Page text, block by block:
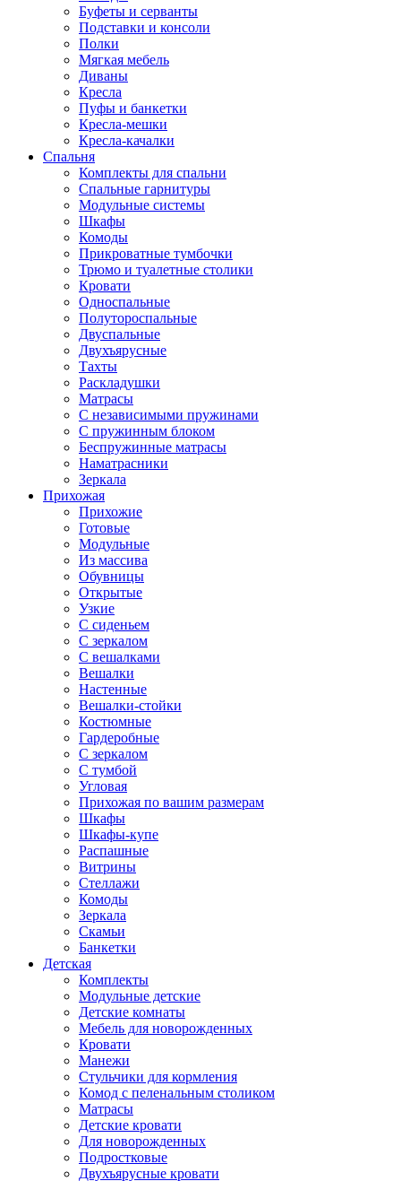
Буфеты и серванты
Подставки и консоли
Полки
Мягкая мебель
Диваны
Кресла
Пуфы и банкетки
Кресла-мешки
Кресла-качалки
Спальня
Комплекты для спальни
Спальные гарнитуры
Модульные системы
Шкафы
Комоды
Прикроватные тумбочки
Трюмо и туалетные столики
Кровати
Односпальные
Полутороспальные
Двуспальные
Двухъярусные
Тахты
Раскладушки
Матрасы
С независимыми пружинами
С пружинным блоком
Беспружинные матрасы
Наматрасники
Зеркала
Прихожая
Прихожие
Готовые
Модульные
Из массива
Обувницы
Открытые
Узкие
С сиденьем
С зеркалом
С вешалками
Вешалки
Настенные
Вешалки-стойки
Костюмные
Гардеробные
С зеркалом
С тумбой
Угловая
Прихожая по вашим размерам
Шкафы
Шкафы-купе
Распашные
Витрины
Стеллажи
Комоды
Зеркала
Скамьи
Банкетки
Детская
Комплекты
Модульные детские
Детские комнаты
Мебель для новорожденных
Кровати
Манежи
Стульчики для кормления
Комод с пеленальным столиком
Матрасы
Детские кровати
Для новорожденных
Подростковые
Двухъярусные кровати